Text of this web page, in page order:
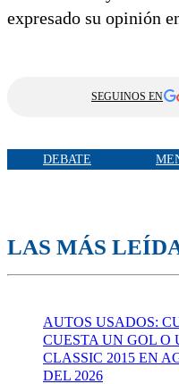
expresado su opinión
SEGUINOS EN
DEBATE
LAS MÁS
AUTOS USADOS:
CUESTA UN GOL O
CLASSIC 2015 EN
DEL 2026